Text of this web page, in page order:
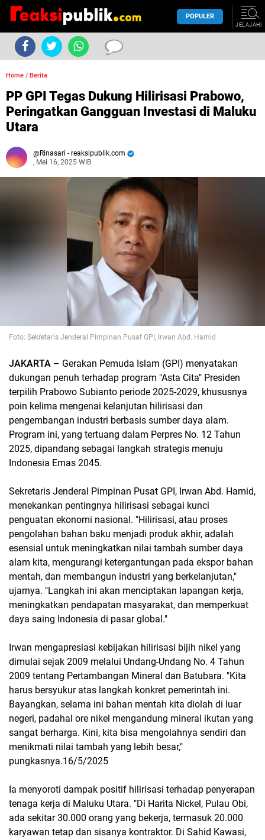
POPULER
JELAJAHI
Home / Berita
PP GPI Tegas Dukung Hilirisasi Prabowo,
Peringatkan Gangguan Investasi di Maluku
Utara
Rinasari - reaksipublik.com
, Mei 16, 2025 WIB
Foto: Sekretaris Jenderal Pimpinan Pusat GPI, Irwan Abd. Hamid
JAKARTA – Gerakan Pemuda Islam (GPI) menyatakan
dukungan penuh terhadap program "Asta Cita" Presiden
terpilih Prabowo Subianto periode 2025-2029, khususnya
poin kelima mengenai kelanjutan hilirisasi dan
pengembangan industri berbasis sumber daya alam.
Program ini, yang tertuang dalam Perpres No. 12 Tahun
2025, dipandang sebagai langkah strategis menuju
Indonesia Emas 2045.
Sekretaris Jenderal Pimpinan Pusat GPI, Irwan Abd. Hamid,
menekankan pentingnya hilirisasi sebagai kunci
penguatan ekonomi nasional. "Hilirisasi, atau proses
pengolahan bahan baku menjadi produk akhir, adalah
esensial untuk meningkatkan nilai tambah sumber daya
alam kita, mengurangi ketergantungan pada ekspor bahan
mentah, dan membangun industri yang berkelanjutan,"
ujarnya. "Langkah ini akan menciptakan lapangan kerja,
meningkatkan pendapatan masyarakat, dan memperkuat
daya saing Indonesia di pasar global."
Irwan mengapresiasi kebijakan hilirisasi bijih nikel yang
dimulai sejak 2009 melalui Undang-Undang No. 4 Tahun
2009 tentang Pertambangan Mineral dan Batubara. "Kita
harus bersyukur atas langkah konkret pemerintah ini.
Bayangkan, selama ini bahan mentah kita diolah di luar
negeri, padahal ore nikel mengandung mineral ikutan yang
sangat berharga. Kini, kita bisa mengolahnya sendiri dan
menikmati nilai tambah yang lebih besar,"
pungkasnya.16/5/2025
Ia menyoroti dampak positif hilirisasi terhadap penyerapan
tenaga kerja di Maluku Utara. "Di Harita Nickel, Pulau Obi,
ada sekitar 30.000 orang yang bekerja, termasuk 20.000
karyawan tetap dan sisanya kontraktor. Di Sahid Kawasi,